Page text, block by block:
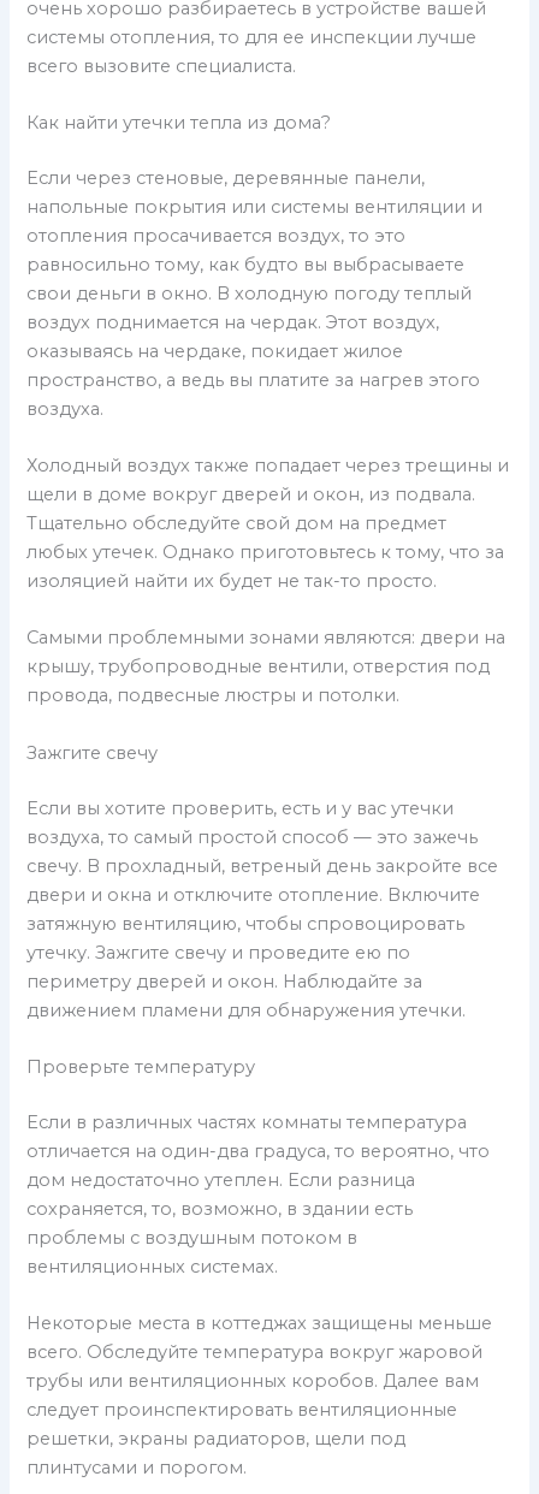
очень хорошо разбираетесь в устройстве вашей
системы отопления, то для ее инспекции лучше
всего вызовите специалиста.
Как найти утечки тепла из дома?
Если через стеновые, деревянные панели,
напольные покрытия или системы вентиляции и
отопления просачивается воздух, то это
равносильно тому, как будто вы выбрасываете
свои деньги в окно. В холодную погоду теплый
воздух поднимается на чердак. Этот воздух,
оказываясь на чердаке, покидает жилое
пространство, а ведь вы платите за нагрев этого
воздуха.
Холодный воздух также попадает через трещины и
щели в доме вокруг дверей и окон, из подвала.
Тщательно обследуйте свой дом на предмет
любых утечек. Однако приготовьтесь к тому, что за
изоляцией найти их будет не так-то просто.
Самыми проблемными зонами являются: двери на
крышу, трубопроводные вентили, отверстия под
провода, подвесные люстры и потолки.
Зажгите свечу
Если вы хотите проверить, есть и у вас утечки
воздуха, то самый простой способ — это зажечь
свечу. В прохладный, ветреный день закройте все
двери и окна и отключите отопление. Включите
затяжную вентиляцию, чтобы спровоцировать
утечку. Зажгите свечу и проведите ею по
периметру дверей и окон. Наблюдайте за
движением пламени для обнаружения утечки.
Проверьте температуру
Если в различных частях комнаты температура
отличается на один-два градуса, то вероятно, что
дом недостаточно утеплен. Если разница
сохраняется, то, возможно, в здании есть
проблемы с воздушным потоком в
вентиляционных системах.
Некоторые места в коттеджах защищены меньше
всего. Обследуйте температура вокруг жаровой
трубы или вентиляционных коробов. Далее вам
следует проинспектировать вентиляционные
решетки, экраны радиаторов, щели под
плинтусами и порогом.